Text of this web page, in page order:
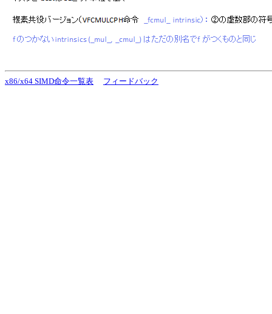
x86/x64 SIMD命令一覧表 フィードバック